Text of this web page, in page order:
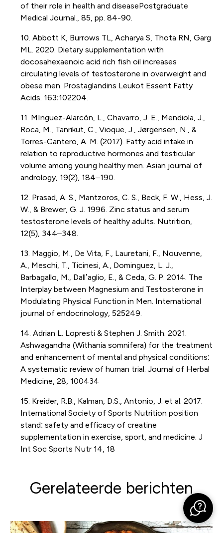
of their role in health and diseasePostgraduate
Medical Journal., 85, pp. 84-90.
10. Abbott K, Burrows TL, Acharya S, Thota RN, Garg
ML. 2020. Dietary supplementation with
docosahexaenoic acid rich fish oil increases
circulating levels of testosterone in overweight and
obese men. Prostaglandins Leukot Essent Fatty
Acids. 163:102204.
11. MInguez-Alarcón, L., Chavarro, J. E., Mendiola, J.,
Roca, M., Tanrikut, C., Vioque, J., Jørgensen, N., &
Torres-Cantero, A. M. (2017). Fatty acid intake in
relation to reproductive hormones and testicular
volume among young healthy men. Asian journal of
andrology, 19(2), 184–190.
12. Prasad, A. S., Mantzoros, C. S., Beck, F. W., Hess, J.
W., & Brewer, G. J. 1996. Zinc status and serum
testosterone levels of healthy adults. Nutrition,
12(5), 344–348.
13. Maggio, M., De Vita, F., Lauretani, F., Nouvenne,
A., Meschi, T., Ticinesi, A., Dominguez, L. J.,
Barbagallo, M., Dall’aglio, E., & Ceda, G. P. 2014. The
Interplay between Magnesium and Testosterone in
Modulating Physical Function in Men. International
journal of endocrinology, 525249.
14. Adrian L. Lopresti & Stephen J. Smith. 2021.
Ashwagandha (Withania somnifera) for the treatment
and enhancement of mental and physical conditions:
A systematic review of human trial. Journal of Herbal
Medicine, 28, 100434
15. Kreider, R.B., Kalman, D.S., Antonio, J. et al. 2017.
International Society of Sports Nutrition position
stand: safety and efficacy of creatine
supplementation in exercise, sport, and medicine. J
Int Soc Sports Nutr 14, 18
Gerelateerde berichten